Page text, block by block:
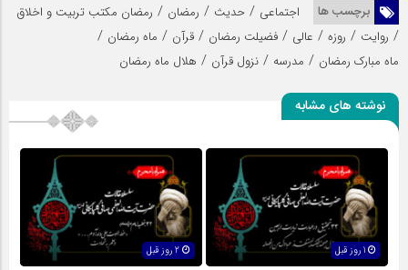
برچسب ها اجتماعی / حدیث / رمضان / رمضان مکتب تربیت و اخلاق
/ روایت / روزه / عالی / فضیلت رمضان / قرآن / ماه رمضان /
ماه مبارک رمضان / مدرسه / نزول قرآن / هلال ماه رمضان
نوشته های مشابه
1 روز قبل